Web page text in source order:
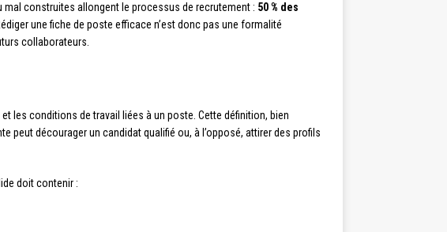
construites allongent le processus de recrutement : 50 % des
une fiche de poste efficace n’est donc pas une formalité
collaborateurs.
les conditions de travail liées à un poste. Cette définition, bien
peut décourager un candidat qualifié ou, à l’opposé, attirer des profils
doit contenir :